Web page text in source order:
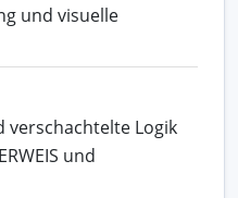
und visuelle
Logik
und